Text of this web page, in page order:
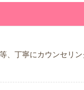
、丁寧にカウンセリ